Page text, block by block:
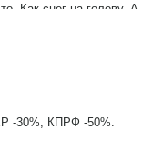
Как снег на голову. А
Потому как у всех
«Елы-палы, неужто
на один день
будет, кинулся за
где холодный пот
-30%, КПРФ -50%.